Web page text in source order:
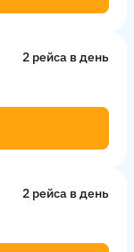
2 рейсa в день
2 рейсa в день